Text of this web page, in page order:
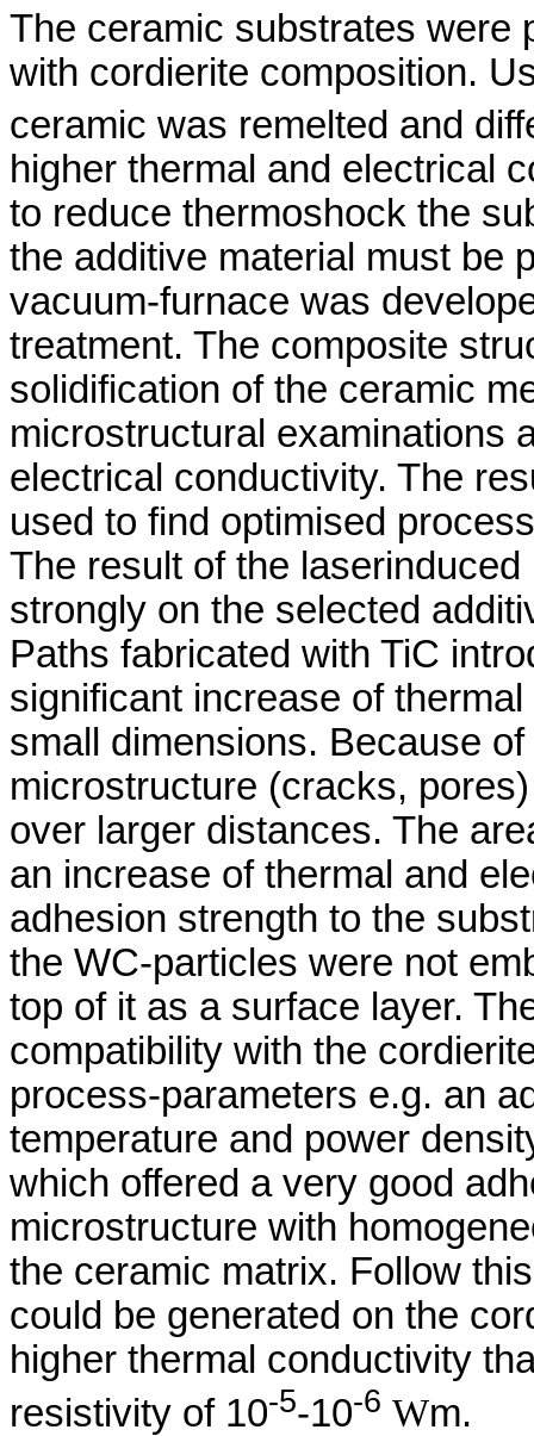
The ceramic substrates were
with cordierite composition.
ceramic was remelted and
higher thermal and electrical
to reduce thermoshock the
the additive material must be
vacuum-furnace was
treatment. The composite
solidification of the ceramic
microstructural examinations
electrical conductivity. The
used to find optimised
The result of the
strongly on the selected
Paths fabricated with TiC
significant increase of
small dimensions. Because
microstructure (cracks,
over larger distances. The
an increase of thermal and
adhesion strength to the
the WC-particles were not
top of it as a surface layer.
compatibility with the
process-parameters e.g. an
temperature and power
which offered a very good
microstructure with
the ceramic matrix. Follow
could be generated on the
higher thermal conductivity
resistivity of 10-5-10-6 Wm.